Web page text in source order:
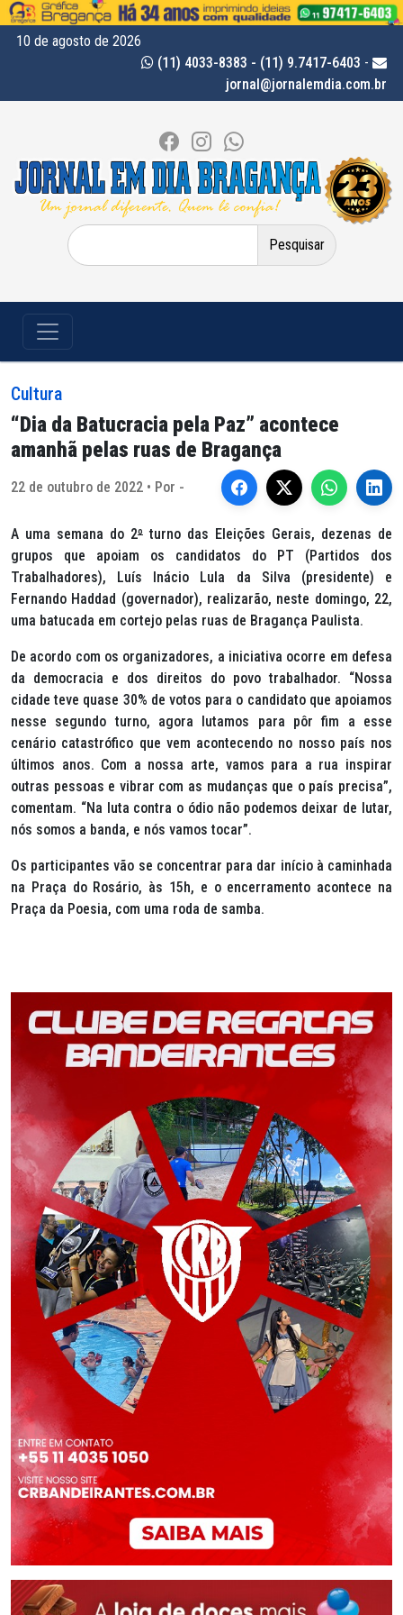
10 de agosto de 2026
(11) 4033-8383 - (11) 9.7417-6403 -
jornal@jornalemdia.com.br
Pesquisar
por:
Cultura
“Dia da Batucracia pela Paz” acontece
amanhã pelas ruas de Bragança
22 de outubro de 2022 • Por -
A uma semana do 2º turno das Eleições Gerais, dezenas de
grupos que apoiam os candidatos do PT (Partidos dos
Trabalhadores), Luís Inácio Lula da Silva (presidente) e
Fernando Haddad (governador), realizarão, neste domingo, 22,
uma batucada em cortejo pelas ruas de Bragança Paulista.
De acordo com os organizadores, a iniciativa ocorre em defesa
da democracia e dos direitos do povo trabalhador. “Nossa
cidade teve quase 30% de votos para o candidato que apoiamos
nesse segundo turno, agora lutamos para pôr fim a esse
cenário catastrófico que vem acontecendo no nosso país nos
últimos anos. Com a nossa arte, vamos para a rua inspirar
outras pessoas e vibrar com as mudanças que o país precisa”,
comentam. “Na luta contra o ódio não podemos deixar de lutar,
nós somos a banda, e nós vamos tocar”.
Os participantes vão se concentrar para dar início à caminhada
na Praça do Rosário, às 15h, e o encerramento acontece na
Praça da Poesia, com uma roda de samba.